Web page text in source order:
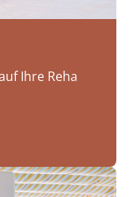
Ihre Reha